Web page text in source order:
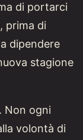
di portarci
prima di
dipendere
stagione
Non ogni
volontà di